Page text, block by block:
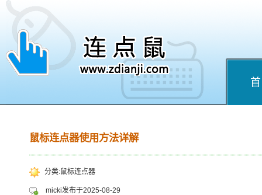
鼠标连点器使用方法详解
分类:鼠标连点器
micki发布于2025-08-29